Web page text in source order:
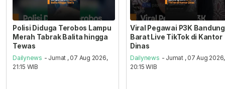
Polisi Diduga Terobos Lampu
Merah Tabrak Balita hingga
Tewas
Dailynews - Jumat , 07 Aug 2026,
21:15 WIB
Viral Pegawai P3K Bandung
Barat Live TikTok di Kantor
Dinas
Dailynews - Jumat , 07 Aug 2026,
20:15 WIB